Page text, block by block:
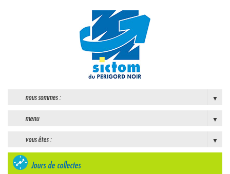
nous sommes :
menu
vous êtes :
Jours de collectes